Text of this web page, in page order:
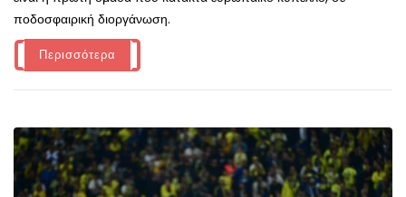
ποδοσφαιρική διοργάνωση.
Περισσότερα